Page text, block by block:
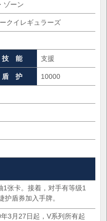
ゾーン
クイレギュラーズ
技 能 支援
盾 护 10000
1张卡。接着，对手有等级1
护盾券加入手牌。
年3月27日起，V系列所有起